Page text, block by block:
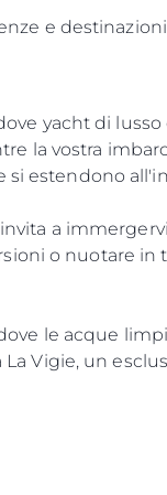
e
yacht di
la vostra
si estendono
a
o nuotare in
le acque
Vigie, un